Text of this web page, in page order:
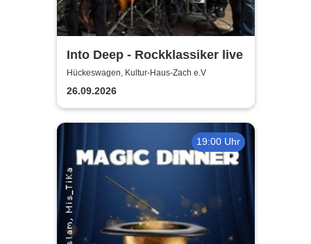
Into Deep - Rockklassiker live
Hückeswagen, Kultur-Haus-Zach e.V
26.09.2026
19:00 Uhr